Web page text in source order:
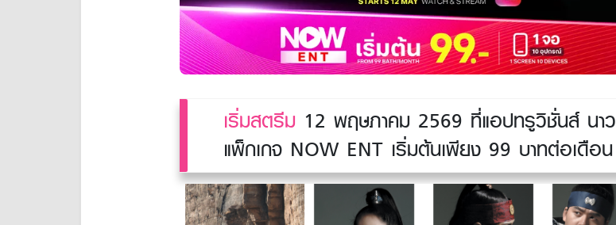
เริ่มสตรีม 12 พฤษภาคม 2569 ที่แอปทรูวิชั่นส์ นาว
แพ็กเกจ NOW ENT เริ่มต้นเพียง 99 บาทต่อเดือน